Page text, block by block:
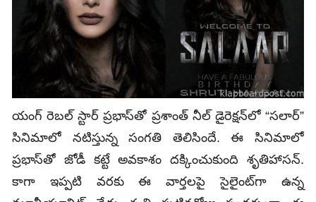
యంగ్‌ రెబల్‌ స్టార్‌ ప్రభాస్‌తో ప్రశాంత్‌ నీల్‌ డైరెక్షన్‌లో “సలార్”‌
సినిమాలో నటిస్తున్న సంగతి తెలిసిందే. ఈ సినిమాలో
ప్రభాస్‌తో జోడీ కట్టే అవకాశం దక్కించుకుంది శృతిహాసన్‌.
కాగా ఇప్పటి వరకు ఈ వార్తలపై సైలైంట్‌గా ఉన్న